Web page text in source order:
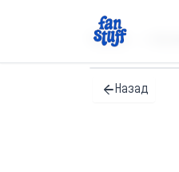
Главная
Назад